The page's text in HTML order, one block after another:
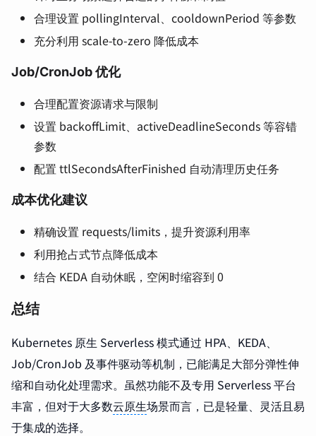
合理设置 pollingInterval、cooldownPeriod 等参数
充分利用 scale-to-zero 降低成本
Job/CronJob 优化
合理配置资源请求与限制
设置 backoffLimit、activeDeadlineSeconds 等容错
参数
配置 ttlSecondsAfterFinished 自动清理历史任务
成本优化建议
精确设置 requests/limits，提升资源利用率
利用抢占式节点降低成本
结合 KEDA 自动休眠，空闲时缩容到 0
总结
Kubernetes 原生 Serverless 模式通过 HPA、KEDA、
Job/CronJob 及事件驱动等机制，已能满足大部分弹性伸
缩和自动化处理需求。虽然功能不及专用 Serverless 平台
丰富，但对于大多数云原生场景而言，已是轻量、灵活且易
于集成的选择。